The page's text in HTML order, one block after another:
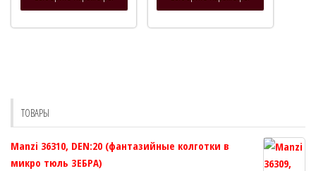
товара.
странице
товара.
ТОВАРЫ
Manzi 36310, DEN:20 (фантазийные колготки в
микро тюль ЗЕБРА)